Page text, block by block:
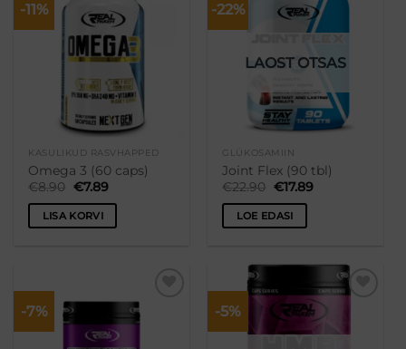
varianti.
Valikuid
tootelehel.
varianti.
saab
tootelehel.
-11%
Lisa
soovikorvi
KASULIKUD RASVHAPPED
Omega 3 (60 caps)
€8.90 Algne
oli:
€8.90.
€7.89Praegune
on:
LISA KORVI
-22%
Lisa
soovikorvi
LAOST OTSAS
GLÜKOSAMIIN
Joint Flex (90 tbl)
€22.90 Algne
oli:
€22.90.
€17.89Praegune
LOE EDASI
-7%
soovikorvi
-5%
soovikorvi